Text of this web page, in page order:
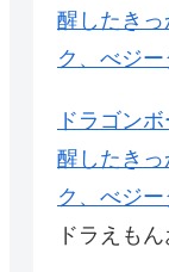
醒したき
ク、べジ
ドラゴン
醒したき
ク、べジ
ドラえも